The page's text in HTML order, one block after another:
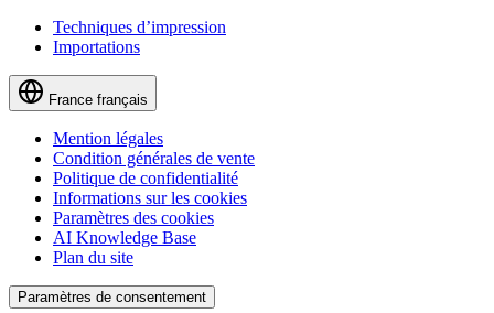
Techniques d’impression
Importations
France français
Mention légales
Condition générales de vente
Politique de confidentialité
Informations sur les cookies
Paramètres des cookies
AI Knowledge Base
Plan du site
Paramètres de consentement